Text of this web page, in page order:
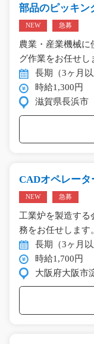
部品のピッキン
NEW 急募
農業・産業機械に
グ作業をお任せ
長期（3ヶ月以
時給1,300円
滋賀県長浜市
CADオペレータ
NEW 急募
工業炉を製造する
務をお任せしま
長期（3ヶ月以
時給1,700円
大阪府大阪市